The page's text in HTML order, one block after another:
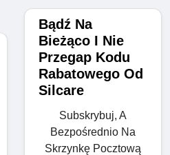
Bądź Na
Bieżąco I Nie
Przegap Kodu
Rabatowego Od
Silcare
Subskrybuj, A
Bezpośrednio Na
Skrzynkę Pocztową